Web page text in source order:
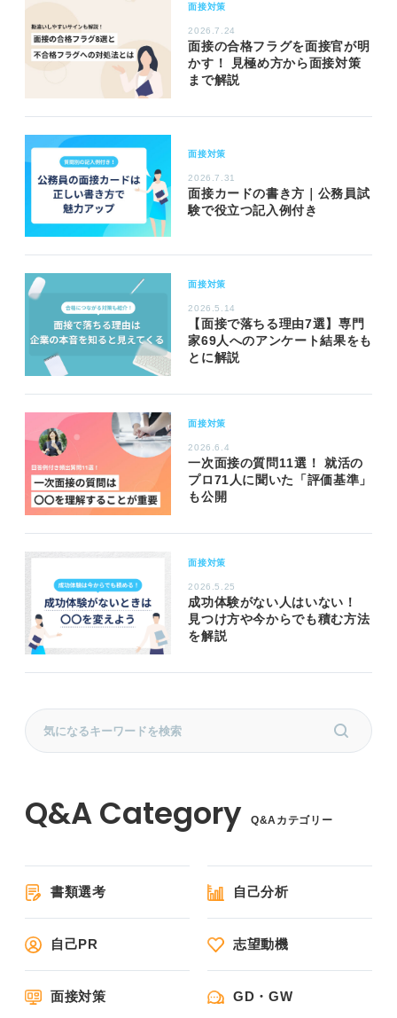
面接対策
2026.7.24
面接の合格フラグを面接官が明
かす！ 見極め方から面接対策
まで解説
面接対策
2026.7.31
面接カードの書き方｜公務員試
験で役立つ記入例付き
面接対策
2026.5.14
【面接で落ちる理由7選】専門
家69人へのアンケート結果をも
とに解説
面接対策
2026.6.4
一次面接の質問11選！ 就活の
プロ71人に聞いた「評価基準」
も公開
面接対策
2026.5.25
成功体験がない人はいない！
見つけ方や今からでも積む方法
を解説
Q&Aカテゴリー
書類選考 自己分析
自己PR 志望動機
面接対策 GD・GW